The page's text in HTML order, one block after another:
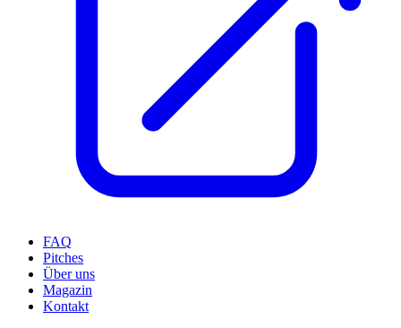
FAQ
Pitches
Über uns
Magazin
Kontakt